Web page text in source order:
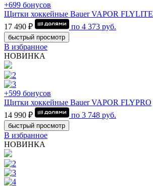
+699 бонусов
Щитки хоккейные Bauer VAPOR FLYLITE
17 490 ₽
по 4 373 руб.
быстрый просмотр
В избранное
НОВИНКА
+599 бонусов
Щитки хоккейные Bauer VAPOR FLYPRO
14 990 ₽
по 3 748 руб.
быстрый просмотр
В избранное
НОВИНКА